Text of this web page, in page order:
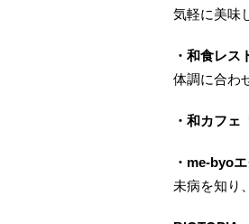
気軽に美味
・和食レス
体調に合わ
・和カフェ
・me-byo
未病を知り